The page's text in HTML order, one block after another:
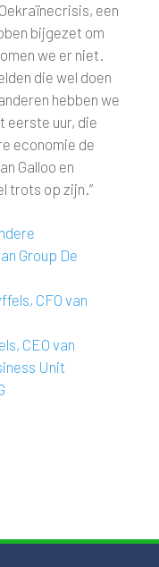
een
bijgezet om
we er niet.
die wel doen
hebben we
eerste uur, die
economie de
Galloo en
trots op zijn.”
Group De
CFO van
CEO van
Unit